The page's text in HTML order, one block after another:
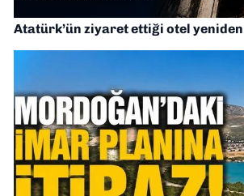
Atatürk’ün ziyaret ettiği otel